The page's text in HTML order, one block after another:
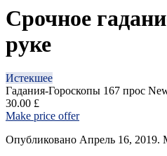
Срочное
руке
Истекшее
Гадания-Гороскопы 167 прос
30.00 £
Make price offer
Опубликовано Апрель 16, 2019.